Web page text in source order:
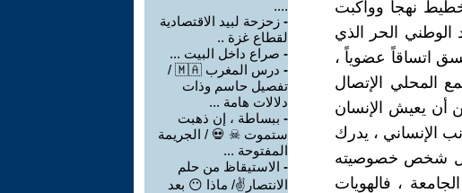
نهجاً وواكبت
الحر الذي
اتساقاً عضوياً ،
المحلي الإتصال
أن يعيش الإنسان
الإنساني ، يدرك
لكل شخص خصوصيته
، فالهويات
....
- زحزحة لبيد الاقتصادية
لقطاع غزة ..
- صراع داخل البيت ...
-
درس المغرب 🇲🇦 /
تفصيل حاسم وذات
دلالات هامة ...
- ببساطة ، إن ذهبت
ستموت ☠ 💀 / الجريمة
المفتوحة ...
- الاستيقاظ من حلم
الانتصار✌/ ماذا 😶 بعد